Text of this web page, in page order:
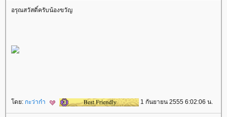
อรุณสวัสดิ์ครับน้องขวัญ
ดย: กะว่าก๋า 1 กันยายน 2555 6:02:06 น.